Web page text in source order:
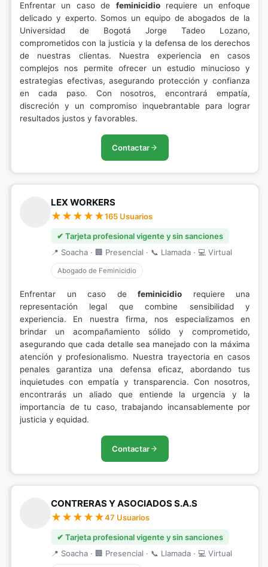
Enfrentar un caso de feminicidiorequiere un enfoque
delicado y experto. Somos un equipo de abogados de la
Universidad de Bogotá Jorge Tadeo Lozano,
comprometidos con la justicia y la defensa de los derechos
de nuestras clientas. Nuestra experiencia en casos
complejos nos permite ofrecer un estudio minucioso y
estrategias efectivas, asegurando protección y confianza
en cada paso. Con nosotros, encontrará empatía,
discreción y un compromiso inquebrantable para lograr
resultados justos y favorables.
Contactar
LEX WORKERS
165 Usuarios
✔ Tarjeta profesional vigente y sin sanciones
📍 Soacha · 🏢 Presencial · 📞 Llamada · 💻 Virtual
Abogado de Feminicidio
Enfrentar un caso de feminicidio requiere una
representación legal que combine sensibilidad y
experiencia. En nuestra firma, nos especializamos en
brindar un acompañamiento sólido y comprometido,
asegurando que cada detalle sea manejado con la máxima
atención y profesionalismo. Nuestra trayectoria en casos
penales garantiza una defensa eficaz, abordando tus
inquietudes con empatía y transparencia. Con nosotros,
encontrarás un aliado que entiende la urgencia y la
importancia de tu caso, trabajando incansablemente por
justicia y equidad.
Contactar
CONTRERAS Y ASOCIADOS S.A.S
47 Usuarios
✔ Tarjeta profesional vigente y sin sanciones
📍 Soacha · 🏢 Presencial · 📞 Llamada · 💻 Virtual